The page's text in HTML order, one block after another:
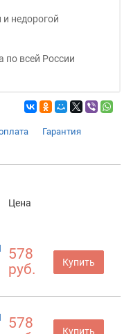
недорогой
по всей России
Гарантия
Цена
578
руб.
Купить
578
Купить